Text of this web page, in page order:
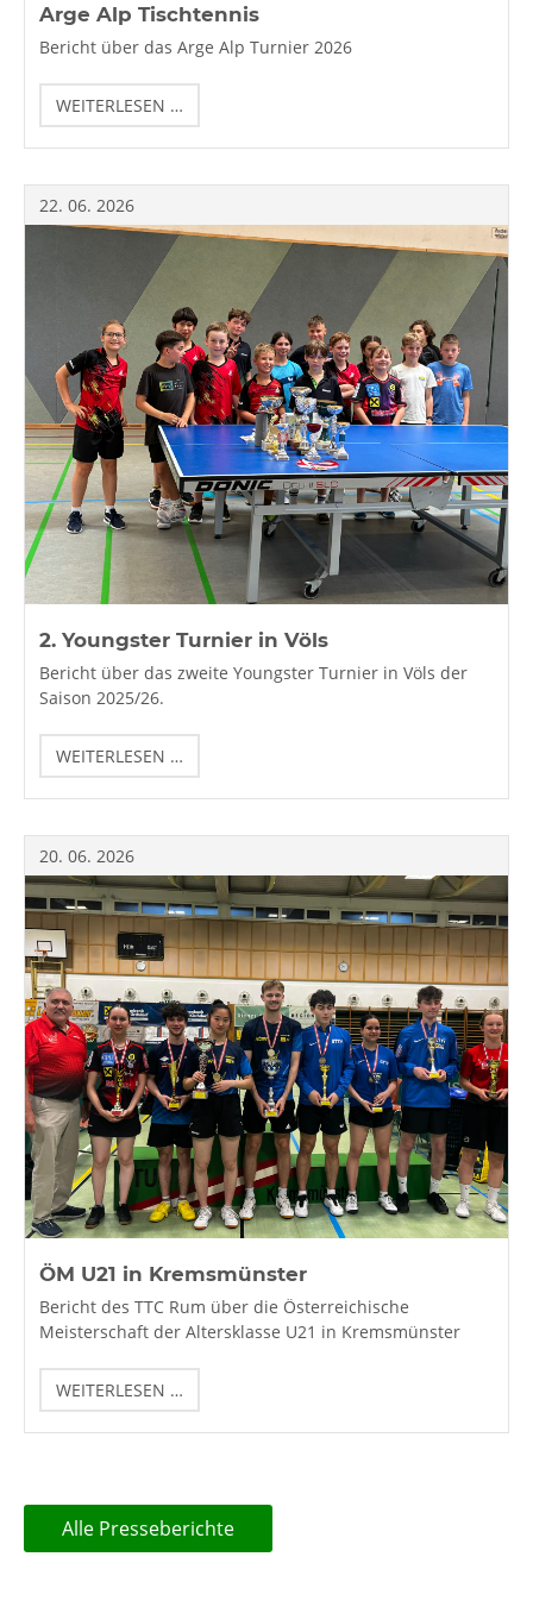
Arge Alp Tischtennis
Bericht über das Arge Alp Turnier 2026
WEITERLESEN …
ALP
TISCHTENNIS
22. 06. 2026
2. Youngster Turnier in Völs
Bericht über das zweite Youngster Turnier in Völs der
Saison 2025/26.
WEITERLESEN …
YOUNGSTER
TURNIER
IN
20. 06. 2026
ÖM U21 in Kremsmünster
Bericht des TTC Rum über die Österreichische
Meisterschaft der Altersklasse U21 in Kremsmünster
WEITERLESEN …
U21
IN
Alle Presseberichte